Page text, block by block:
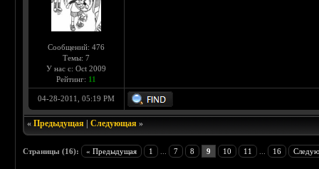
Сообщений: 476
Темы: 7
У нас с: Oct 2009
Рейтинг: 11
04-28-2011, 05:19 PM
«Предыдущая |Следующая »
Страницы (16): « Предыдущая 1 7 8 9 10 11 16